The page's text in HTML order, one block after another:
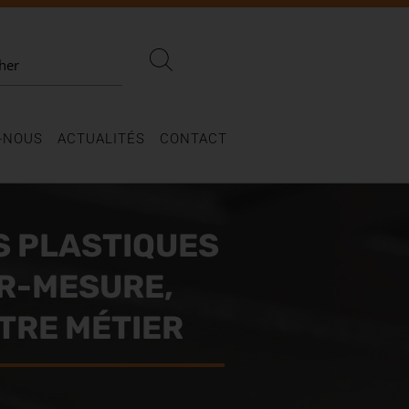
ACTUALITÉS CONTACT
PLASTIQUES
MESURE,
MÉTIER
PLASTIQUES
MESURE,
MÉTIER